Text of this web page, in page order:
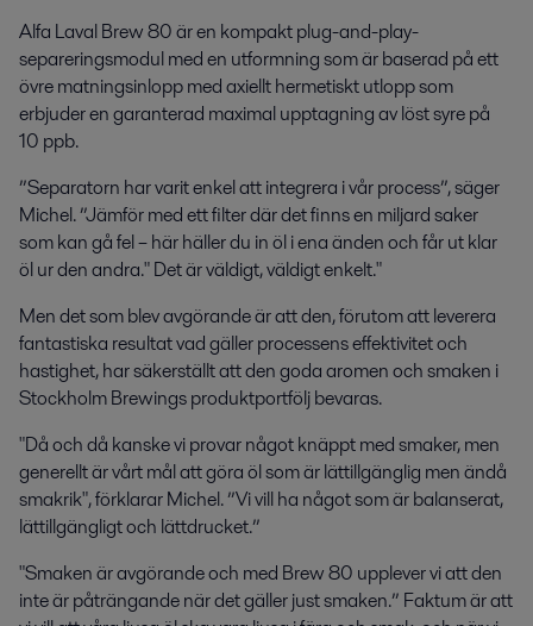
Alfa Laval Brew 80 är en kompakt plug-and-play-
separeringsmodul med en utformning som är baserad på ett
övre matningsinlopp med axiellt hermetiskt utlopp som
erbjuder en garanterad maximal upptagning av löst syre på
10 ppb.
”Separatorn har varit enkel att integrera i vår process”, säger
Michel. ”Jämför med ett filter där det finns en miljard saker
som kan gå fel – här häller du in öl i ena änden och får ut klar
öl ur den andra." Det är väldigt, väldigt enkelt."
Men det som blev avgörande är att den, förutom att leverera
fantastiska resultat vad gäller processens effektivitet och
hastighet, har säkerställt att den goda aromen och smaken i
Stockholm Brewings produktportfölj bevaras.
"Då och då kanske vi provar något knäppt med smaker, men
generellt är vårt mål att göra öl som är lättillgänglig men ändå
smakrik", förklarar Michel. ”Vi vill ha något som är balanserat,
lättillgängligt och lättdrucket.”
"Smaken är avgörande och med Brew 80 upplever vi att den
inte är påträngande när det gäller just smaken.” Faktum är att